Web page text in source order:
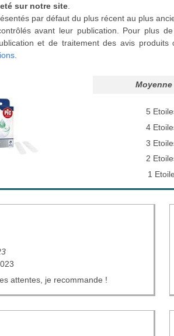
sur notre site.
par défaut du plus récent au plus
avant leur publication. Pour plus
et de traitement des avis produits
.
5
4
3
2
1 Etoile
attentes, je recommande !